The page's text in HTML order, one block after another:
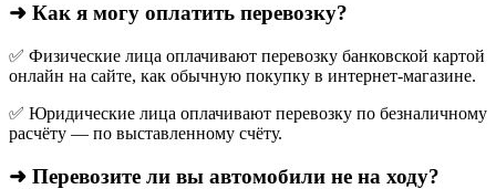
➜ Как я могу оплатить перевозку?
✅ Физические лица оплачивают перевозку банковской картой
онлайн на сайте, как обычную покупку в интернет‑магазине.
✅ Юридические лица оплачивают перевозку по безналичному
расчёту — по выставленному счёту.
➜ Перевозите ли вы автомобили не на ходу?